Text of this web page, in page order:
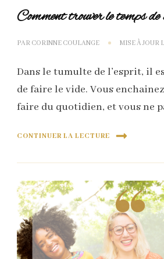
Comment trouver le temps
PAR CORINNE COULANGE MISE À JOUR
Dans le tumulte de l’esprit, il
de faire le vide. Vous
faire du quotidien, et vous ne
CONTINUER LA LECTURE